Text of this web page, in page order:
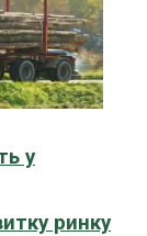
у
ринку